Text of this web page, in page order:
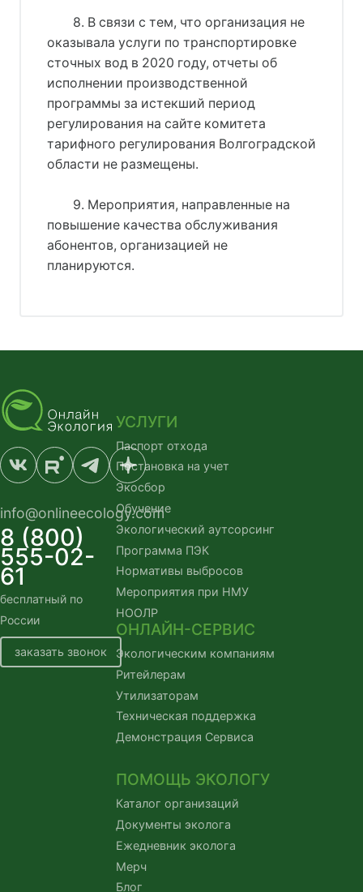
8. В связи с тем, что организация не
оказывала услуги по транспортировке
сточных вод в 2020 году, отчеты об
исполнении производственной
программы за истекший период
регулирования на сайте комитета
тарифного регулирования Волгоградской
области не размещены.
9. Мероприятия, направленные на
повышение качества обслуживания
абонентов, организацией не
планируются.
info@onlineecology.com
8 (800)
555-02-
61
бесплатный по
России
заказать звонок
УСЛУГИ
Паспорт отхода
Постановка на учет
Экосбор
Обучение
Экологический аутсорсинг
Программа ПЭК
Нормативы выбросов
Мероприятия при НМУ
НООЛР
ОНЛАЙН-СЕРВИС
Экологическим компаниям
Ритейлерам
Утилизаторам
Техническая поддержка
Демонстрация Сервиса
ПОМОЩЬ ЭКОЛОГУ
Каталог организаций
Документы эколога
Ежедневник эколога
Мерч
Блог